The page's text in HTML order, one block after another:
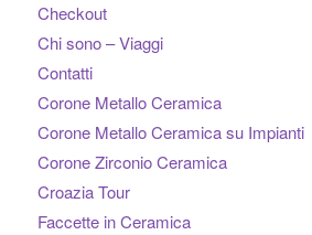
Checkout
Chi sono – Viaggi
Contatti
Corone Metallo Ceramica
Corone Metallo Ceramica su Impianti
Corone Zirconio Ceramica
Croazia Tour
Faccette in Ceramica